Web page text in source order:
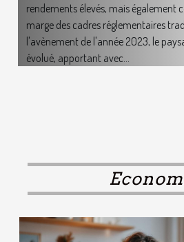
rendements élevés, mais également
marge des cadres réglementaires
l'avènement de l'année 2023, le
évolué, apportant avec...